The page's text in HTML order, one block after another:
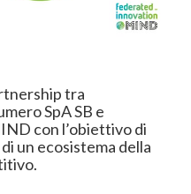
tra
SpA SB e
con l’obiettivo di
un ecosistema della